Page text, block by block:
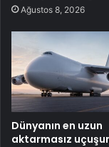
Ağustos 8, 2026
Dünyanın en uzun
aktarmasız